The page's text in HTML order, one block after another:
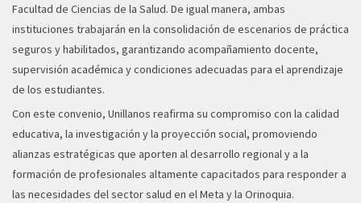
Facultad de Ciencias de la Salud. De igual manera, ambas
instituciones trabajarán en la consolidación de escenarios de práctica
seguros y habilitados, garantizando acompañamiento docente,
supervisión académica y condiciones adecuadas para el aprendizaje
de los estudiantes.
Con este convenio, Unillanos reafirma su compromiso con la calidad
educativa, la investigación y la proyección social, promoviendo
alianzas estratégicas que aporten al desarrollo regional y a la
formación de profesionales altamente capacitados para responder a
las necesidades del sector salud en el Meta y la Orinoquia.